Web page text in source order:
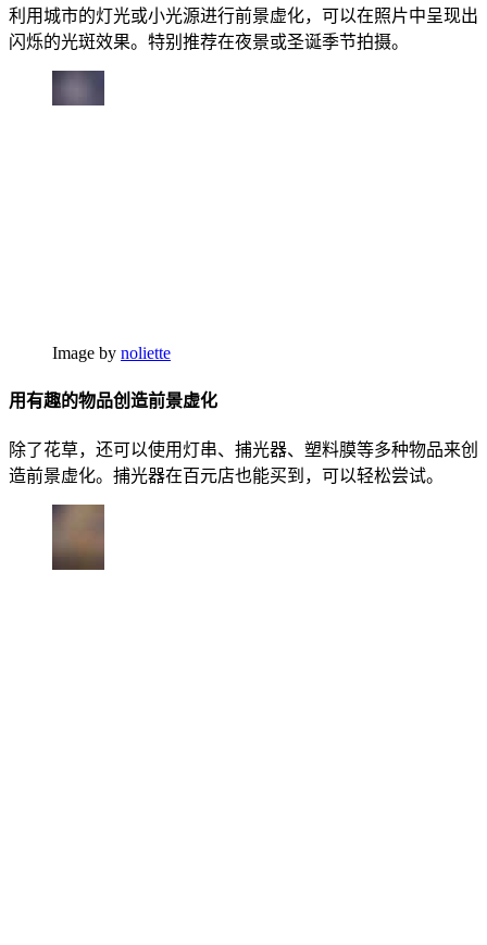
利用城市的灯光或小光源进行前景虚化，可以在照片中呈现出
闪烁的光斑效果。特别推荐在夜景或圣诞季节拍摄。
Image by noliette
用有趣的物品创造前景虚化
除了花草，还可以使用灯串、捕光器、塑料膜等多种物品来创
造前景虚化。捕光器在百元店也能买到，可以轻松尝试。